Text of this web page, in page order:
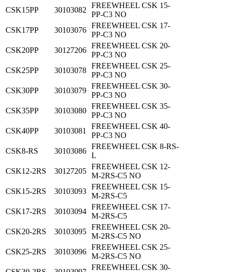
CSK15PP
30103082
FREEWHEEL CSK 15-
PP-C3 NO
CSK17PP
30103076
FREEWHEEL CSK 17-
PP-C3 NO
CSK20PP
30127206
FREEWHEEL CSK 20-
PP-C3 NO
CSK25PP
30103078
FREEWHEEL CSK 25-
PP-C3 NO
CSK30PP
30103079
FREEWHEEL CSK 30-
PP-C3 NO
CSK35PP
30103080
FREEWHEEL CSK 35-
PP-C3 NO
CSK40PP
30103081
FREEWHEEL CSK 40-
PP-C3 NO
CSK8-RS
30103086
FREEWHEEL CSK 8-RS-
L
CSK12-2RS
30127205
FREEWHEEL CSK 12-
M-2RS-C5 NO
CSK15-2RS
30103093
FREEWHEEL CSK 15-
M-2RS-C5
CSK17-2RS
30103094
FREEWHEEL CSK 17-
M-2RS-C5
CSK20-2RS
30103095
FREEWHEEL CSK 20-
M-2RS-C5 NO
CSK25-2RS
30103096
FREEWHEEL CSK 25-
M-2RS-C5 NO
FREEWHEEL CSK 30-